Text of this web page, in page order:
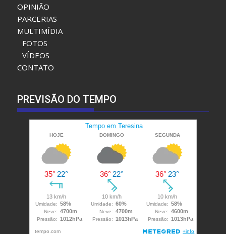
OPINIÃO
PARCERIAS
MULTIMÍDIA
FOTOS
VÍDEOS
CONTATO
PREVISÃO DO TEMPO